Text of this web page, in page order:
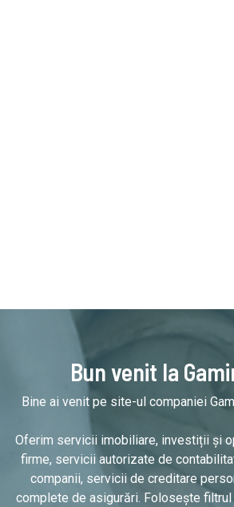
Bun venit la
Bine ai venit pe site-ul companiei
Oferim servicii imobiliare, investiții și
firme, servicii autorizate de
companii, servicii de creditare
complete de asigurări. Folosește filtrul